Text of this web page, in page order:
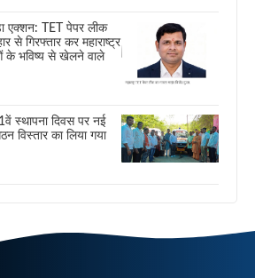
एक्शन: TET पेपर लीक
से गिरफ्तार कर महाराष्ट्र
के भविष्य से खेलने वाले
स्थापना दिवस पर नई
विस्तार का लिया गया